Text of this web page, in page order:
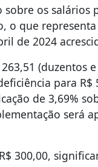
os salários
o que
de 2024
(duzentos
para
de 3,69%
será
300,00,